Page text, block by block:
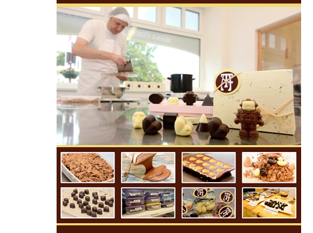
Pamětní kámen revitalizace Vltavy Vraňany
– Hořín u Lužce nad Vltavou
Strom svobody a památník 100 let republiky
a 30. výročí listopadu 1989 v Hrobčicích
Boží muka v parku před domem čp. 17 v
Hrobčicích
Sochy „Klaun a dívenka“ v parku v centru
Hrobčic
Socha svatého Antonína poustevníka v
Mirošovicích
Socha vodníka u požární nádrže v